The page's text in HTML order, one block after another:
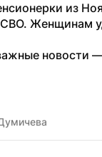
из
Женщинам
новости